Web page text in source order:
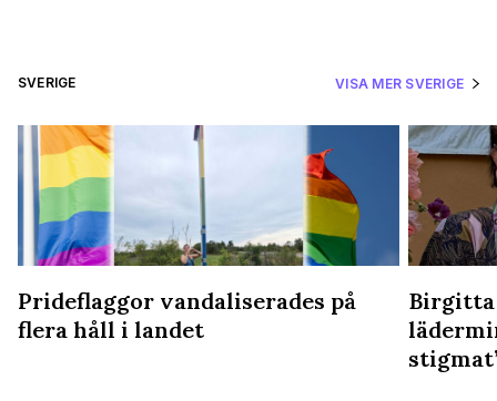
SVERIGE VISA MER SVERIGE
Prideflaggor vandaliserades på
flera håll i landet
Birgitta